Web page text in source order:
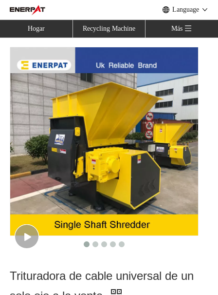
Language
Hogar Recycling Machine Más
Trituradora de cable universal de un